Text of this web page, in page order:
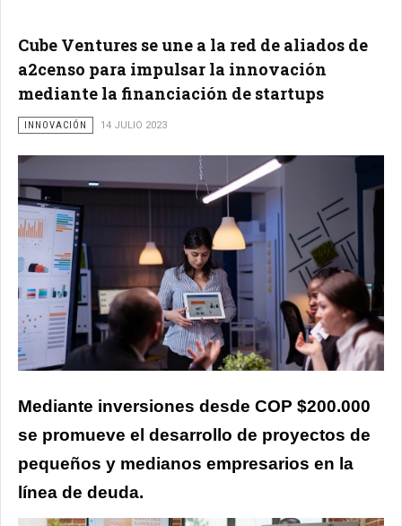
Cube Ventures se une a la red de aliados de
a2censo para impulsar la innovación
mediante la financiación de startups
INNOVACIÓN 14 JULIO 2023
Mediante inversiones desde COP $200.000
se promueve el desarrollo de proyectos de
pequeños y medianos empresarios en la
línea de deuda.